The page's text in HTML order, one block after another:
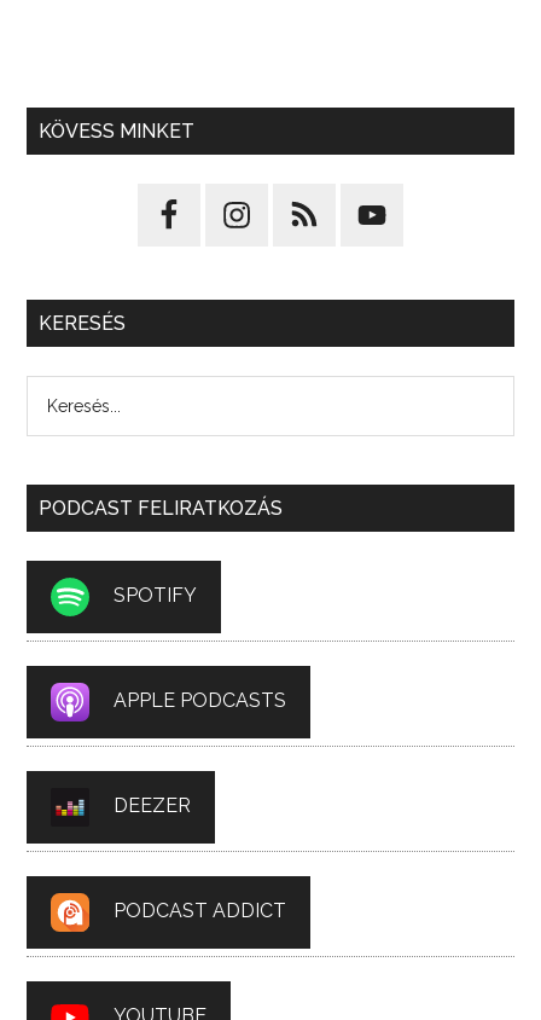
KÖVESS MINKET
KERESÉS
PODCAST FELIRATKOZÁS
SPOTIFY
APPLE PODCASTS
DEEZER
PODCAST ADDICT